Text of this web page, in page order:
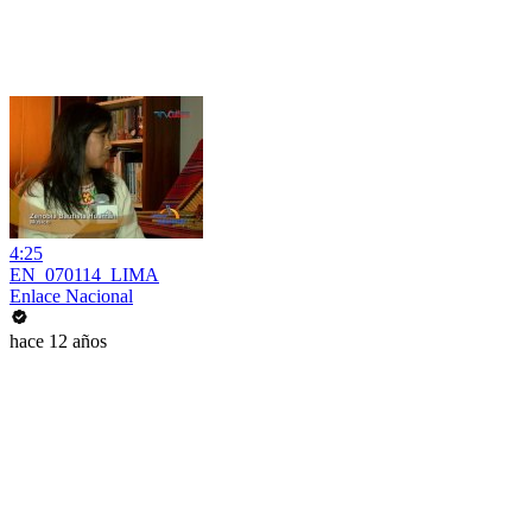
4:25
EN_070114_LIMA
Enlace Nacional
hace 12 años